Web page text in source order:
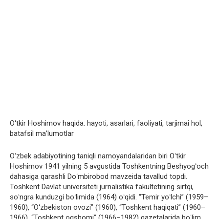
Oʻtkir Hoshimov haqida: hayoti, asarlari, faoliyati, tarjimai hol,
batafsil ma’lumotlar
Oʻzbek adabiyotining taniqli namoyandalaridan biri Oʻtkir
Hoshimov 1941 yilning 5 avgustida Toshkentning Beshyogʻoch
dahasiga qarashli Doʻmbirobod mavzeida tavallud topdi.
Toshkent Davlat universiteti jurnalistika fakultetining sirtqi,
soʻngra kunduzgi boʻlimida (1964) oʻqidi. “Temir yoʻlchi” (1959–
1960), “Oʻzbekiston ovozi” (1960), “Toshkent haqiqati” (1960–